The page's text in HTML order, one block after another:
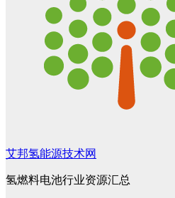
艾邦氢能源技术网
氢燃料电池行业资源汇总